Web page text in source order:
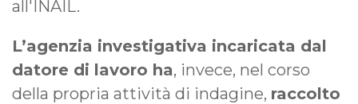
all'INAIL.
L’agenzia investigativa incaricata dal
datore di lavoro ha, invece, nel corso
della propria attività di indagine, raccolto